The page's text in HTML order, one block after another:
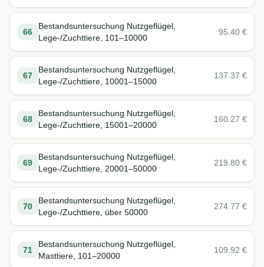
66
Bestandsuntersuchung Nutzgeflügel,
Lege-/Zuchttiere, 101–10000
95.40 €
67
Bestandsuntersuchung Nutzgeflügel,
Lege-/Zuchttiere, 10001–15000
137.37 €
68
Bestandsuntersuchung Nutzgeflügel,
Lege-/Zuchttiere, 15001–20000
160.27 €
69
Bestandsuntersuchung Nutzgeflügel,
Lege-/Zuchttiere, 20001–50000
219.80 €
70
Bestandsuntersuchung Nutzgeflügel,
Lege-/Zuchttiere, über 50000
274.77 €
71
Bestandsuntersuchung Nutzgeflügel,
Masttiere, 101–20000
109.92 €